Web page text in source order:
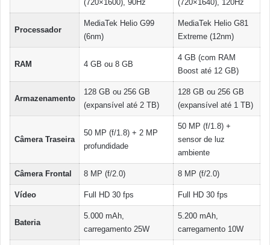
(720×1600), 90Hz (720×1640), 120Hz
Processador
MediaTek Helio G99
(6nm)
MediaTek Helio G81
Extreme (12nm)
RAM 4 GB ou 8 GB
4 GB (com RAM
Boost até 12 GB)
Armazenamento
128 GB ou 256 GB
(expansível até 2 TB)
128 GB ou 256 GB
(expansível até 1 TB)
Câmera Traseira
50 MP (f/1.8) + 2 MP
profundidade
50 MP (f/1.8) +
sensor de luz
ambiente
Câmera Frontal 8 MP (f/2.0) 8 MP (f/2.0)
Vídeo Full HD 30 fps Full HD 30 fps
Bateria
5.000 mAh,
carregamento 25W
5.200 mAh,
carregamento 10W